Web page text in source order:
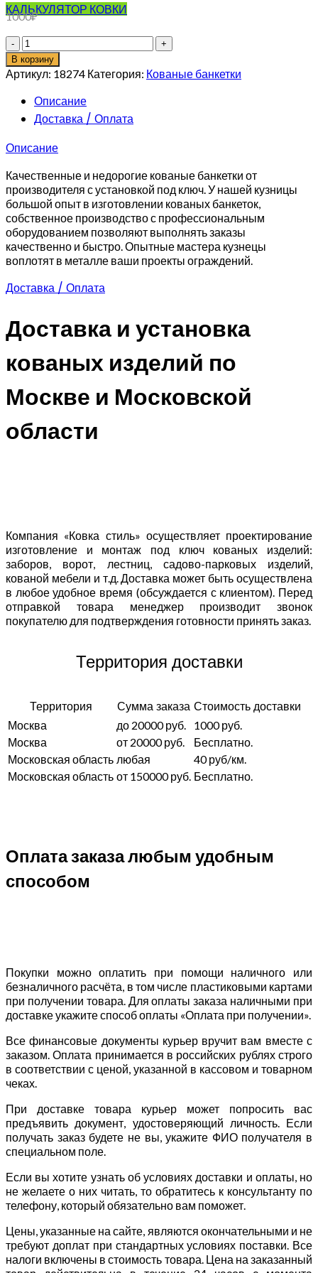
КАЛЬКУЛЯТОР КОВКИ
1000₽
Количество
товара
Кованая
банкетка
по
вашему
эскизу
В корзину
Артикул: 18274 Категория: Кованые банкетки
Описание
Доставка / Оплата
Описание
Качественные и недорогие кованые банкетки от
производителя с установкой под ключ. У нашей кузницы
большой опыт в изготовлении кованых банкеток,
собственное производство с профессиональным
оборудованием позволяют выполнять заказы
качественно и быстро. Опытные мастера кузнецы
воплотят в металле ваши проекты ограждений.
Доставка / Оплата
Доставка и установка
кованых изделий по
Москве и Московской
области
Компания «Ковка стиль» осуществляет проектирование
изготовление и монтаж под ключ кованых изделий:
заборов, ворот, лестниц, садово-парковых изделий,
кованой мебели и т.д. Доставка может быть осуществлена
в любое удобное время (обсуждается с клиентом). Перед
отправкой товара менеджер производит звонок
покупателю для подтверждения готовности принять заказ.
Территория доставки
Территория Сумма заказа Стоимость доставки
Москва до 20000 руб.
1000 руб.
Москва
от 20000 руб.
Бесплатно.
Московская область любая
40 руб/км.
Московская область от 150000 руб. Бесплатно.
Оплата заказа любым удобным
способом
Покупки можно оплатить при помощи наличного или
безналичного расчёта, в том числе пластиковыми картами
при получении товара. Для оплаты заказа наличными при
доставке укажите способ оплаты «Оплата при получении».
Все финансовые документы курьер вручит вам вместе с
заказом. Оплата принимается в российских рублях строго
в соответствии с ценой, указанной в кассовом и товарном
чеках.
При доставке товара курьер может попросить вас
предъявить документ, удостоверяющий личность. Если
получать заказ будете не вы, укажите ФИО получателя в
специальном поле.
Если вы хотите узнать об условиях доставки и оплаты, но
не желаете о них читать, то обратитесь к консультанту по
телефону, который обязательно вам поможет.
Цены, указанные на сайте, являются окончательными и не
требуют доплат при стандартных условиях поставки. Все
налоги включены в стоимость товара. Цена на заказанный